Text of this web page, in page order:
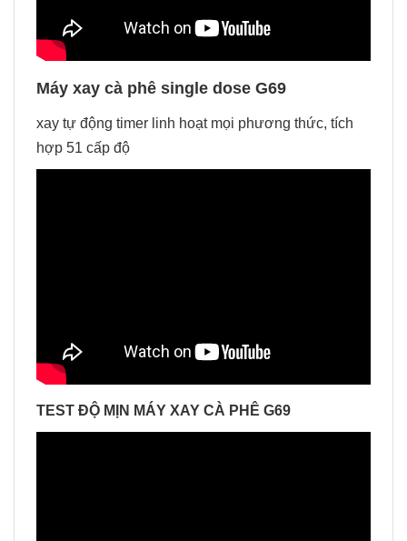
Máy xay cà phê single dose G69
xay tự động timer linh hoạt mọi phương thức, tích
hợp 51 cấp độ
TEST ĐỘ MỊN MÁY XAY CÀ PHÊ G69